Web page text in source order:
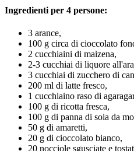
Ingredienti per 4 persone:
3 arance,
100 g circa di cioccolato
2 cucchiaini di maizena,
2-3 cucchiai di liquore
3 cucchiai di zucchero di
200 ml di latte fresco,
1 cucchiaino raso di
100 g di ricotta fresca,
100 g di panna di soia da
50 g di amaretti,
20 g di cioccolato bianco,
20 nocciole sgusciate e